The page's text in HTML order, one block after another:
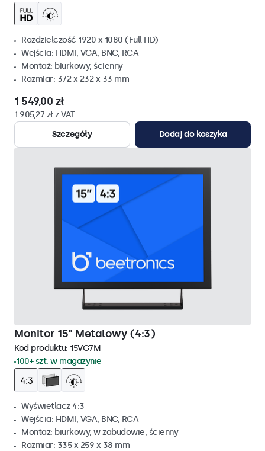
Rozdzielczość 1920 x 1080 (Full HD)
Wejścia: HDMI, VGA, BNC, RCA
Montaż: biurkowy, ścienny
Rozmiar: 372 x 232 x 33 mm
1 549,00 zł
1 905,27 zł z VAT
Szczegóły
Dodaj do koszyka
Monitor 15" Metalowy (4:3)
Kod produktu: 15VG7M
100+ szt. w magazynie
Wyświetlacz 4:3
Wejścia: HDMI, VGA, BNC, RCA
Montaż: biurkowy, w zabudowie, ścienny
Rozmiar: 335 x 259 x 38 mm